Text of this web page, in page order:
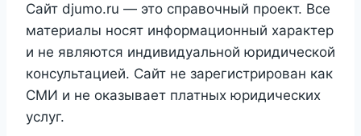
Сайт djumo.ru — это справочный проект. Все
материалы носят информационный характер
и не являются индивидуальной юридической
консультацией. Сайт не зарегистрирован как
СМИ и не оказывает платных юридических
услуг.